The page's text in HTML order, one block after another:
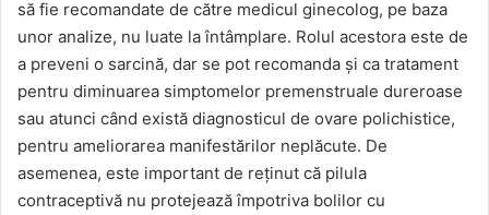
să fie recomandate de către medicul ginecolog, pe baza
unor analize, nu luate la întâmplare. Rolul acestora este de
a preveni o sarcină, dar se pot recomanda și ca tratament
pentru diminuarea simptomelor premenstruale dureroase
sau atunci când există diagnosticul de ovare polichistice,
pentru ameliorarea manifestărilor neplăcute. De
asemenea, este important de reținut că pilula
contraceptivă nu protejează împotriva bolilor cu